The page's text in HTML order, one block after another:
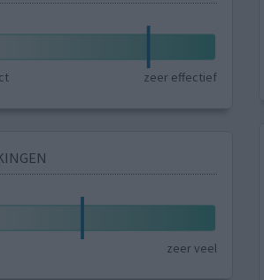
zeer effectief
zeer veel